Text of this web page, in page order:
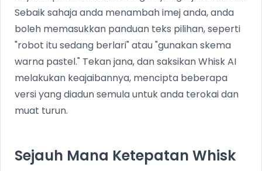
Sebaik sahaja anda menambah imej anda, anda
boleh memasukkan panduan teks pilihan, seperti
"robot itu sedang berlari" atau "gunakan skema
warna pastel." Tekan jana, dan saksikan Whisk AI
melakukan keajaibannya, mencipta beberapa
versi yang diadun semula untuk anda terokai dan
muat turun.
Sejauh Mana Ketepatan Whisk